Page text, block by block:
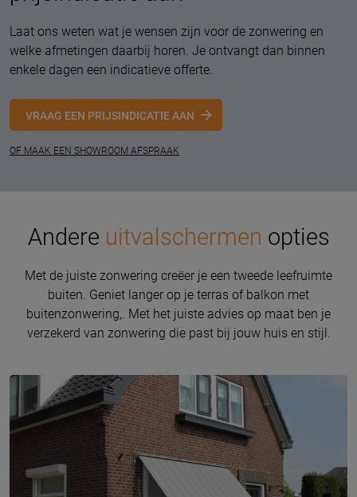
Laat ons weten wat je wensen zijn voor de zonwering en
welke afmetingen daarbij horen. Je ontvangt dan binnen
enkele dagen een indicatieve offerte.
VRAAG EEN PRIJSINDICATIE AAN
OF MAAK EEN SHOWROOM AFSPRAAK
Andere uitvalschermen opties
Met de juiste zonwering creëer je een tweede leefruimte
buiten. Geniet langer op je terras of balkon met
buitenzonwering,. Met het juiste advies op maat ben je
verzekerd van zonwering die past bij jouw huis en stijl.